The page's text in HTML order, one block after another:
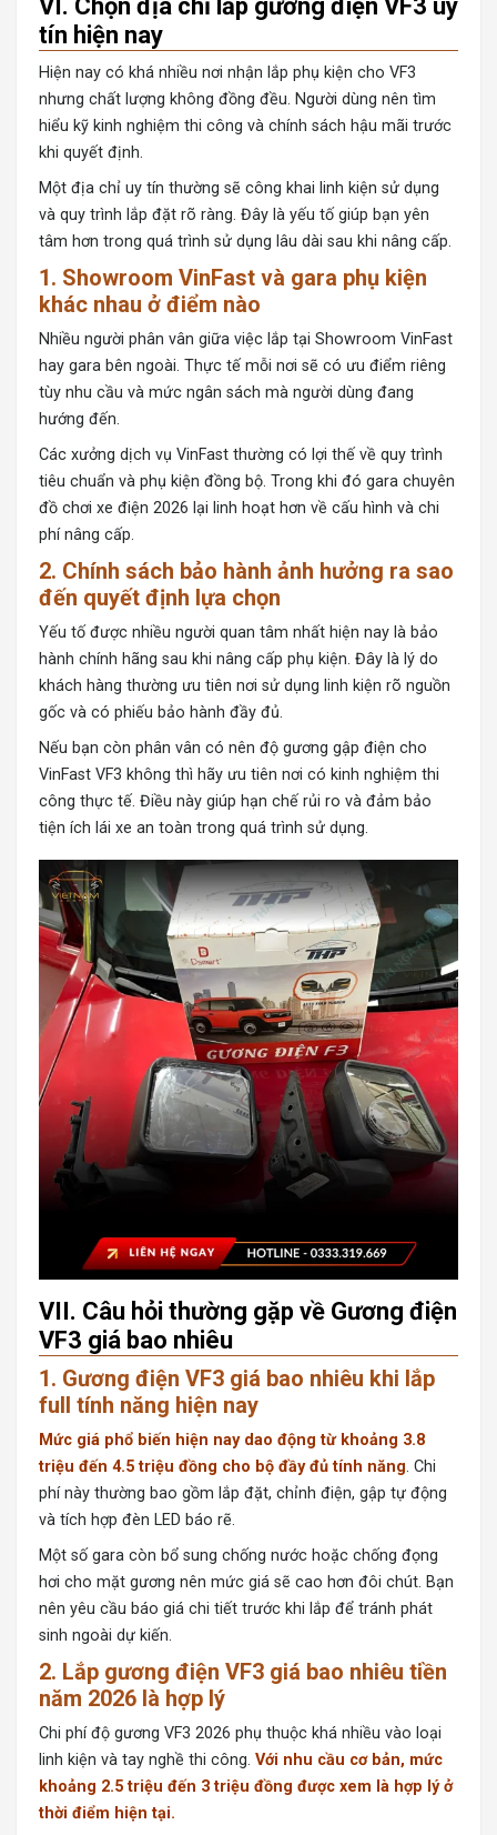
VI. Chọn địa chỉ lắp gương điện VF3 uy
tín hiện nay
Hiện nay có khá nhiều nơi nhận lắp phụ kiện cho VF3
nhưng chất lượng không đồng đều. Người dùng nên tìm
hiểu kỹ kinh nghiệm thi công và chính sách hậu mãi trước
khi quyết định.
Một địa chỉ uy tín thường sẽ công khai linh kiện sử dụng
và quy trình lắp đặt rõ ràng. Đây là yếu tố giúp bạn yên
tâm hơn trong quá trình sử dụng lâu dài sau khi nâng cấp.
1. Showroom VinFast và gara phụ kiện
khác nhau ở điểm nào
Nhiều người phân vân giữa việc lắp tại Showroom VinFast
hay gara bên ngoài. Thực tế mỗi nơi sẽ có ưu điểm riêng
tùy nhu cầu và mức ngân sách mà người dùng đang
hướng đến.
Các xưởng dịch vụ VinFast thường có lợi thế về quy trình
tiêu chuẩn và phụ kiện đồng bộ. Trong khi đó gara chuyên
đồ chơi xe điện 2026 lại linh hoạt hơn về cấu hình và chi
phí nâng cấp.
2. Chính sách bảo hành ảnh hưởng ra sao
đến quyết định lựa chọn
Yếu tố được nhiều người quan tâm nhất hiện nay là bảo
hành chính hãng sau khi nâng cấp phụ kiện. Đây là lý do
khách hàng thường ưu tiên nơi sử dụng linh kiện rõ nguồn
gốc và có phiếu bảo hành đầy đủ.
Nếu bạn còn phân vân có nên độ gương gập điện cho
VinFast VF3 không thì hãy ưu tiên nơi có kinh nghiệm thi
công thực tế. Điều này giúp hạn chế rủi ro và đảm bảo
tiện ích lái xe an toàn trong quá trình sử dụng.
VII. Câu hỏi thường gặp về Gương điện
VF3 giá bao nhiêu
1. Gương điện VF3 giá bao nhiêu khi lắp
full tính năng hiện nay
Mức giá phổ biến hiện nay dao động từ khoảng 3.8
triệu đến 4.5 triệu đồng cho bộ đầy đủ tính năng. Chi
phí này thường bao gồm lắp đặt, chỉnh điện, gập tự động
và tích hợp đèn LED báo rẽ.
Một số gara còn bổ sung chống nước hoặc chống đọng
hơi cho mặt gương nên mức giá sẽ cao hơn đôi chút. Bạn
nên yêu cầu báo giá chi tiết trước khi lắp để tránh phát
sinh ngoài dự kiến.
2. Lắp gương điện VF3 giá bao nhiêu tiền
năm 2026 là hợp lý
Chi phí độ gương VF3 2026 phụ thuộc khá nhiều vào loại
linh kiện và tay nghề thi công. Với nhu cầu cơ bản, mức
khoảng 2.5 triệu đến 3 triệu đồng được xem là hợp lý ở
thời điểm hiện tại.